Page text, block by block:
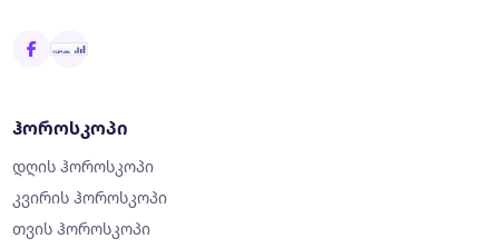
ჰოროსკოპი
დღის ჰოროსკოპი
კვირის ჰოროსკოპი
თვის ჰოროსკოპი